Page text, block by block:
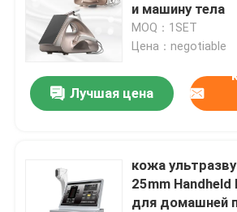
Ролики
VR - шоу
Путешествие фабрики
и машину тела
MOQ：1SET
Цена：negotiable
Лучшая цена
кожа
25mm Handheld
для домашней